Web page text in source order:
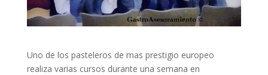
Uno de los pasteleros de mas prestigio europeo
realiza varias cursos durante una semana en